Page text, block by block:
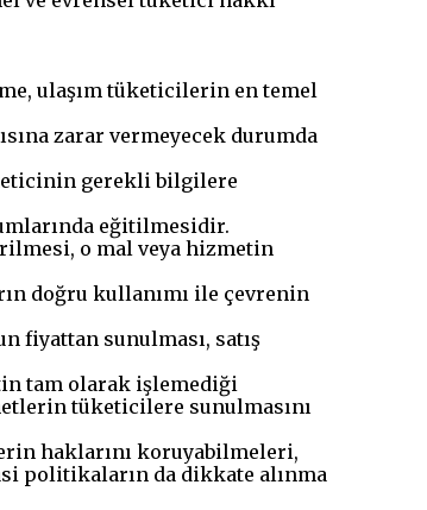
ulaşım tüketicilerin en temel
zarar vermeyecek durumda
gerekli bilgilere
eğitilmesidir.
o mal veya hizmetin
doğru kullanımı ile çevrenin
fiyattan sunulması, satış
tam olarak işlemediği
tüketicilere sunulmasını
haklarını koruyabilmeleri,
politikaların da dikkate alınma